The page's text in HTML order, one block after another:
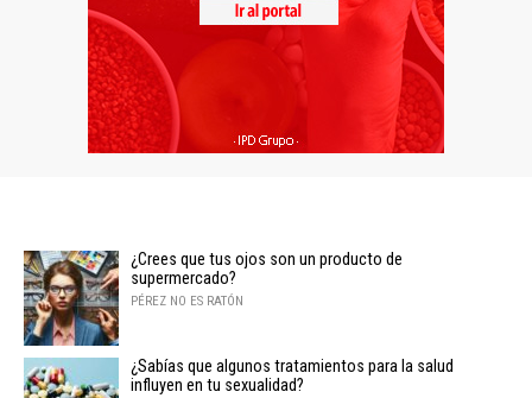
¿Crees que tus ojos son un producto de
supermercado?
PÉREZ NO ES RATÓN
¿Sabías que algunos tratamientos para la salud
influyen en tu sexualidad?